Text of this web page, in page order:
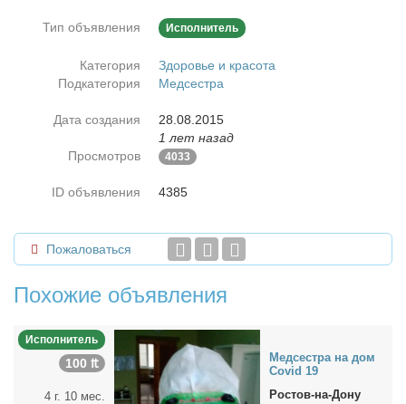
Тип объявления Исполнитель
Категория
Здоровье и красота
Подкатегория
Медсестра
Дата создания
28.08.2015
1 лет назад
Просмотров
4033
ID объявления 4385
Пожаловаться
Похожие объявления
Исполнитель
100 ₶
4 г. 10 мес.
Мед­сест­ра на дом
Covid 19
Ростов-на-Дону